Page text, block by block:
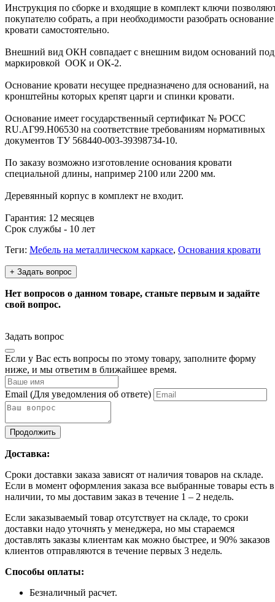
Инструкция по сборке и входящие в комплект ключи
покупателю собрать, а при необходимости разобрать основание
кровати самостоятельно.
Внешний вид ОКН совпадает с внешним видом оснований под
маркировкой ООК и ОК-2.
Основание кровати несущее предназначено для оснований, на
кронштейны которых крепят царги и спинки кровати.
Основание имеет государственный сертификат № РОСС
RU.АГ99.Н06530 на соответствие требованиям нормативных
документов ТУ 568440-003-39398734-10.
По заказу возможно изготовление основания кровати
специальной длины, например 2100 или 2200 мм.
Деревянный корпус в комплект не входит.
Гарантия: 12 месяцев
Срок службы - 10 лет
Теги: Мебель на металлическом каркасе, Основания кровати
+ Задать вопрос
Нет вопросов о данном товаре, станьте первым и задайте
свой вопрос.
Задать вопрос
Если у Вас есть вопросы по этому товару, заполните форму
ниже, и мы ответим в ближайшее время.
Email (Для уведомления об ответе)
Продолжить
Доставка:
Сроки доставки заказа зависят от наличия товаров на складе.
Если в момент оформления заказа все выбранные товары есть в
наличии, то мы доставим заказ в течение 1 – 2 недель.
Если заказываемый товар отсутствует на складе, то сроки
доставки надо уточнять у менеджера, но мы стараемся
доставлять заказы клиентам как можно быстрее, и 90% заказов
клиентов отправляются в течение первых 3 недель.
Способы оплаты:
Безналичный расчет.